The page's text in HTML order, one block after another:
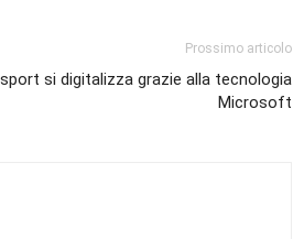
Prossimo articolo
si digitalizza grazie alla tecnologia
Microsoft